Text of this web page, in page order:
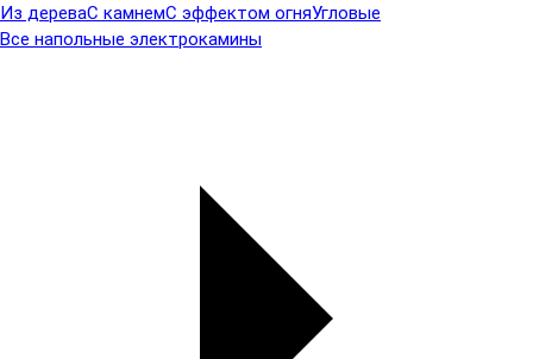
Из дереваС камнемС эффектом огняУгловые
Все напольные электрокамины